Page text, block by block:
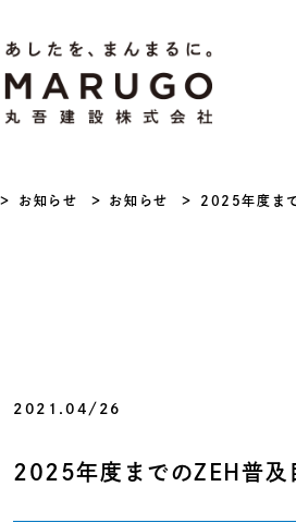
お知らせ お知らせ 2025年度ま
2021.04/26
2025年度までのZEH普及